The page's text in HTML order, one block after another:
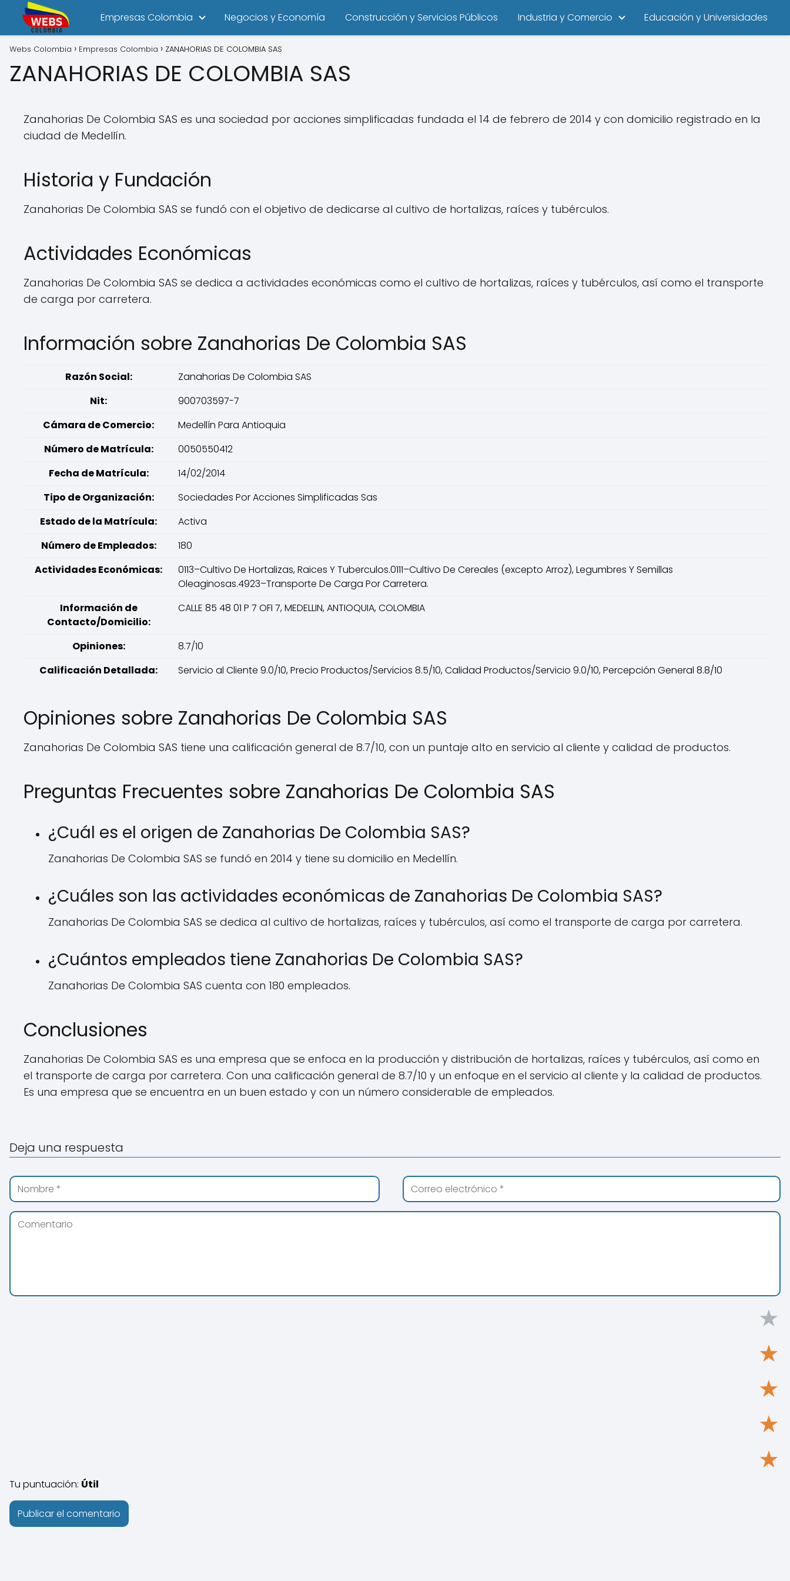
Empresas Colombia Negocios y Economía Construcción y Servicios Públicos Industria y Comercio Educación y Universidades
Webs Colombia Empresas Colombia ZANAHORIAS DE COLOMBIA SAS
ZANAHORIAS DE COLOMBIA SAS
Zanahorias De Colombia SAS es una sociedad por acciones simplificadas fundada el 14 de febrero de 2014 y con domicilio registrado en la
ciudad de Medellín.
Historia y Fundación
Zanahorias De Colombia SAS se fundó con el objetivo de dedicarse al cultivo de hortalizas, raíces y tubérculos.
Actividades Económicas
Zanahorias De Colombia SAS se dedica a actividades económicas como el cultivo de hortalizas, raíces y tubérculos, así como el transporte
de carga por carretera.
Información sobre Zanahorias De Colombia SAS
Razón Social:
Zanahorias De Colombia SAS
Nit:
900703597-7
Cámara de Comercio:
Medellín Para Antioquia
Número de Matrícula:
0050550412
Fecha de Matrícula:
14/02/2014
Tipo de Organización:
Sociedades Por Acciones Simplificadas Sas
Estado de la Matrícula:
Activa
Número de Empleados:
180
Actividades Económicas:
0113–Cultivo De Hortalizas, Raices Y Tuberculos.0111–Cultivo De Cereales (excepto Arroz), Legumbres Y Semillas
Oleaginosas.4923–Transporte De Carga Por Carretera.
Información de
Contacto/Domicilio:
CALLE 85 48 01 P 7 OFI 7, MEDELLIN, ANTIOQUIA, COLOMBIA
Opiniones:
8.7/10
Calificación Detallada:
Servicio al Cliente 9.0/10, Precio Productos/Servicios 8.5/10, Calidad Productos/Servicio 9.0/10, Percepción General 8.8/10
Opiniones sobre Zanahorias De Colombia SAS
Zanahorias De Colombia SAS tiene una calificación general de 8.7/10, con un puntaje alto en servicio al cliente y calidad de productos.
Preguntas Frecuentes sobre Zanahorias De Colombia SAS
¿Cuál es el origen de Zanahorias De Colombia SAS?
Zanahorias De Colombia SAS se fundó en 2014 y tiene su domicilio en Medellín.
¿Cuáles son las actividades económicas de Zanahorias De Colombia SAS?
Zanahorias De Colombia SAS se dedica al cultivo de hortalizas, raíces y tubérculos, así como el transporte de carga por carretera.
¿Cuántos empleados tiene Zanahorias De Colombia SAS?
Zanahorias De Colombia SAS cuenta con 180 empleados.
Conclusiones
Zanahorias De Colombia SAS es una empresa que se enfoca en la producción y distribución de hortalizas, raíces y tubérculos, así como en
el transporte de carga por carretera. Con una calificación general de 8.7/10 y un enfoque en el servicio al cliente y la calidad de productos.
Es una empresa que se encuentra en un buen estado y con un número considerable de empleados.
Deja una respuesta
★
★
★
★
★
Tu puntuación: Útil